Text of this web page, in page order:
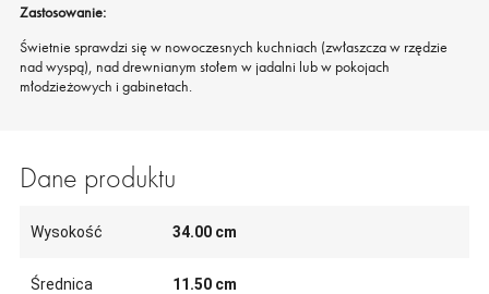
Zastosowanie:
Świetnie sprawdzi się w nowoczesnych kuchniach (zwłaszcza w rzędzie
nad wyspą), nad drewnianym stołem w jadalni lub w pokojach
młodzieżowych i gabinetach.
Dane produktu
Wysokość 34.00 cm
Średnica 11.50 cm